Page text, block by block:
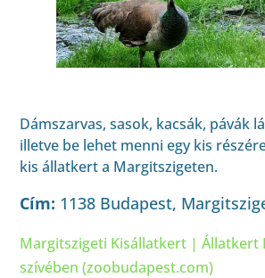
Dámszarvas, sasok, kacsák, pávák
illetve be lehet menni egy kis
kis állatkert a Margitszigeten.
Cím: 1138 Budapest,
Margitszigeti Kisállatkert | Állatkert
szívében (zoobudapest.com)